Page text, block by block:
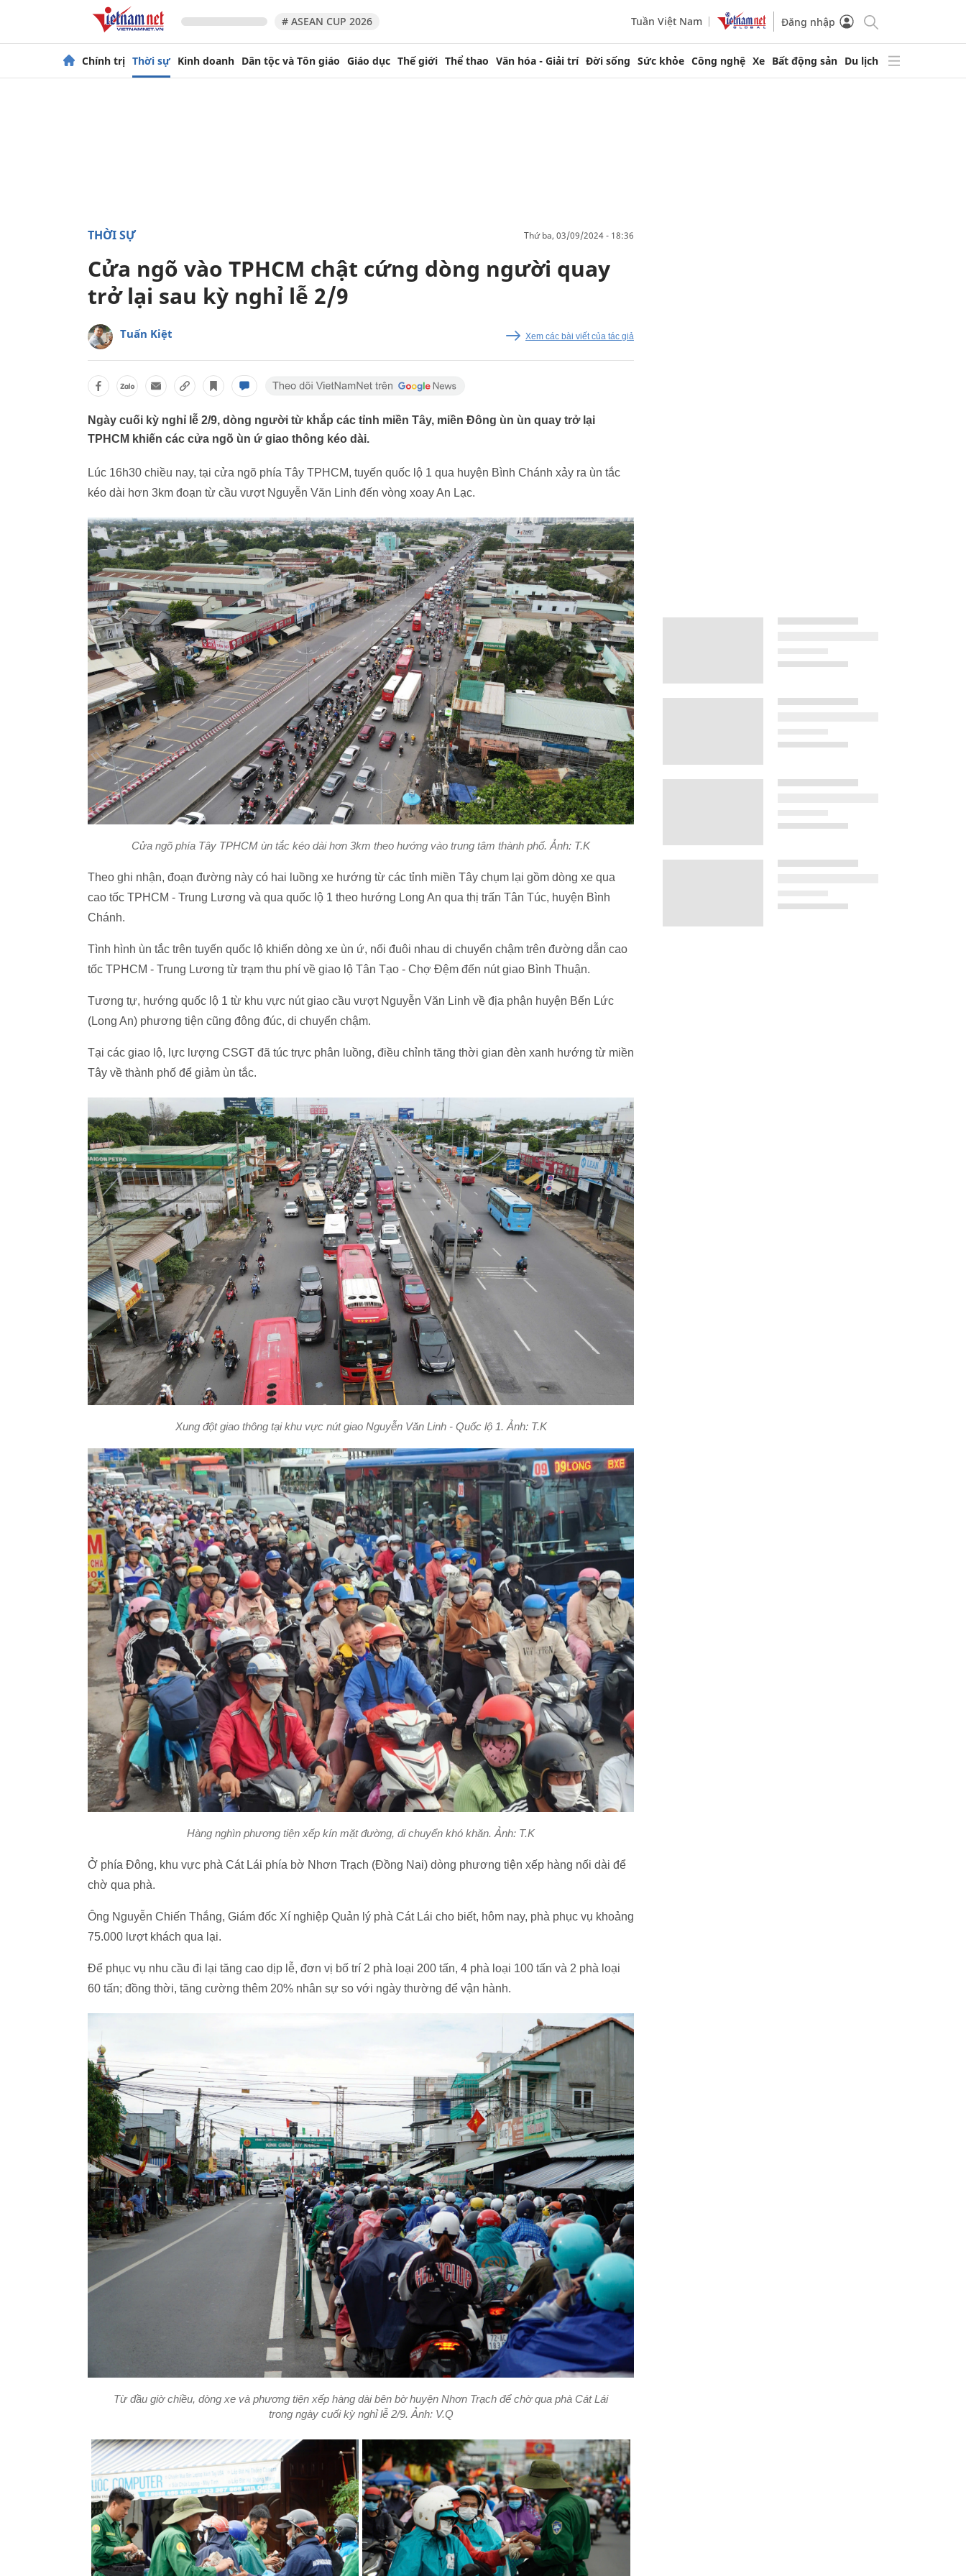
# ASEAN CUP 2026 Tuần Việt Nam Đăng nhập
Chính trị Thời sự Kinh doanh Dân tộc và Tôn giáo Giáo dục Thế giới Thể thao Văn hóa - Giải trí Đời sống Sức khỏe Công nghệ Xe Bất động sản Du lịch
THỜI SỰ thứ ba, 03/09/2024 - 18:36
Cửa ngõ vào TPHCM chật cứng dòng người quay
trở lại sau kỳ nghỉ lễ 2/9
Tuấn Kiệt Xem các bài viết của tác giả
Ngày cuối kỳ nghỉ lễ 2/9, dòng người từ khắp các tỉnh miền Tây, miền Đông ùn ùn quay trở lại
TPHCM khiến các cửa ngõ ùn ứ giao thông kéo dài.
Lúc 16h30 chiều nay, tại cửa ngõ phía Tây TPHCM, tuyến quốc lộ 1 qua huyện Bình Chánh xảy ra ùn tắc
kéo dài hơn 3km đoạn từ cầu vượt Nguyễn Văn Linh đến vòng xoay An Lạc.
Cửa ngõ phía Tây TPHCM ùn tắc kéo dài hơn 3km theo hướng vào trung tâm thành phố. Ảnh: T.K
Theo ghi nhận, đoạn đường này có hai luồng xe hướng từ các tỉnh miền Tây chụm lại gồm dòng xe qua
cao tốc TPHCM - Trung Lương và qua quốc lộ 1 theo hướng Long An qua thị trấn Tân Túc, huyện Bình
Chánh.
Tình hình ùn tắc trên tuyến quốc lộ khiến dòng xe ùn ứ, nối đuôi nhau di chuyển chậm trên đường dẫn cao
tốc TPHCM - Trung Lương từ trạm thu phí về giao lộ Tân Tạo - Chợ Đệm đến nút giao Bình Thuận.
Tương tự, hướng quốc lộ 1 từ khu vực nút giao cầu vượt Nguyễn Văn Linh về địa phận huyện Bến Lức
(Long An) phương tiện cũng đông đúc, di chuyển chậm.
Tại các giao lộ, lực lượng CSGT đã túc trực phân luồng, điều chỉnh tăng thời gian đèn xanh hướng từ miền
Tây về thành phố để giảm ùn tắc.
Xung đột giao thông tại khu vực nút giao Nguyễn Văn Linh - Quốc lộ 1. Ảnh: T.K
Hàng nghìn phương tiện xếp kín mặt đường, di chuyển khó khăn. Ảnh: T.K
Ở phía Đông, khu vực phà Cát Lái phía bờ Nhơn Trạch (Đồng Nai) dòng phương tiện xếp hàng nối dài để
chờ qua phà.
Ông Nguyễn Chiến Thắng, Giám đốc Xí nghiệp Quản lý phà Cát Lái cho biết, hôm nay, phà phục vụ khoảng
75.000 lượt khách qua lại.
Để phục vụ nhu cầu đi lại tăng cao dịp lễ, đơn vị bố trí 2 phà loại 200 tấn, 4 phà loại 100 tấn và 2 phà loại
60 tấn; đồng thời, tăng cường thêm 20% nhân sự so với ngày thường để vận hành.
Từ đầu giờ chiều, dòng xe và phương tiện xếp hàng dài bên bờ huyện Nhơn Trạch để chờ qua phà Cát Lái
trong ngày cuối kỳ nghỉ lễ 2/9. Ảnh: V.Q